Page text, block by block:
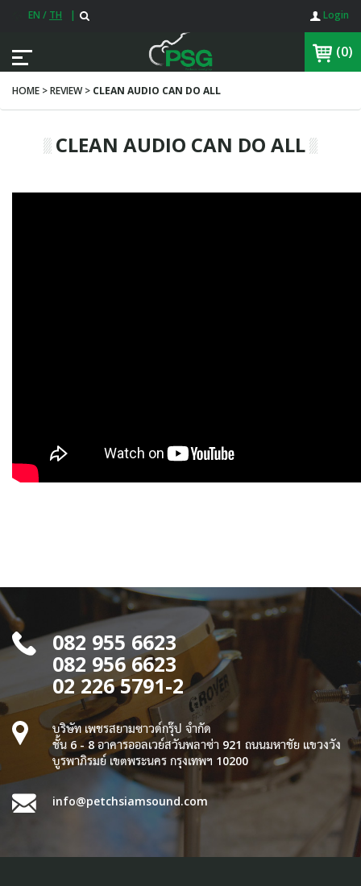
EN / TH | Login
(0)
HOME > REVIEW > CLEAN AUDIO CAN DO ALL
CLEAN AUDIO CAN DO ALL
082 955 6623
082 956 6623
02 226 5791-2
บริษัท เพชรสยามซาวด์กรุ๊ป จำกัด
ชั้น 6 - 8 อาคารออลเวย์สวันพลาซ่า 921 ถนนมหาชัย แขวงวัง
บูรพาภิรมย์ เขตพระนคร กรุงเทพฯ 10200
info@petchsiamsound.com